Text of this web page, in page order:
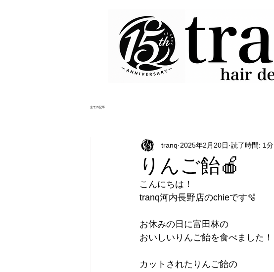
全ての記事
りんご飴🍎
tranq 2025年2月20日 読了時間: 1分
こんにちは！
tranq河内長野店のchieです️🫧
お休みの日に富田林の
おいしいりんご飴を食べました！
カットされたりんご飴の